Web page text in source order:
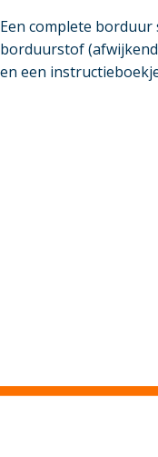
Een complete
borduurstof
en een